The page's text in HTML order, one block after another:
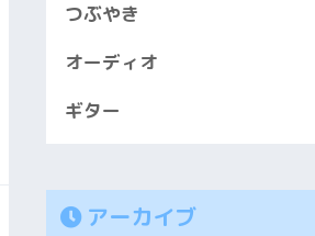
つぶやき
オーディオ
ギター
アーカイブ